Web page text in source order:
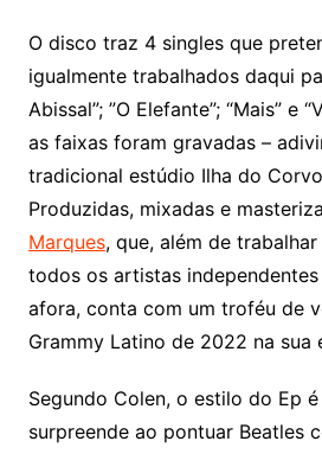
O disco traz 4 singles que
igualmente trabalhados daqui
Abissal”; ”O Elefante”; “Mais” e
as faixas foram gravadas –
tradicional estúdio Ilha do
Produzidas, mixadas e
Marques, que, além de
todos os artistas independentes
afora, conta com um troféu de
Grammy Latino de 2022 na sua
Segundo Colen, o estilo do Ep
surpreende ao pontuar Beatles